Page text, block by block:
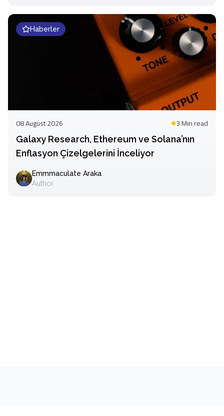
Haberler
08 August 2026 3 Minread
Galaxy Research, Ethereum ve Solana’nın
Enflasyon Çizelgelerini İnceliyor
Emmmaculate Araka
Author